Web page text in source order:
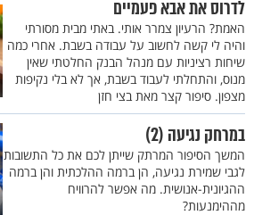
לדרוס את אבא פעמיים
האמת? הרעיון צמרר אותי. באתי מבית מסורתי
והיה לי קשה לחשוב על עבודה בשבת. אחרי כמה
שיחות רציניות עם מנהל הבנק החלטתי שאין
מנוס, והתחלתי לעבוד בשבת, אך לא בלי נקיפות
מצפון. סיפור קצר מאת בצי חזן
במרחק נגיעה (2)
המשך הסיפור המרתק שייתן לכם את כל התשובות
לגבי שמירת נגיעה, הן ברמה ההלכתית והן ברמה
ההגיונית-אנושית. מה אפשר להרוויח
מההימנעות?